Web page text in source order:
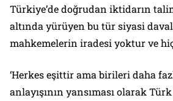
Türkiye’de doğrudan iktidarın
altında yürüyen bu tür siyasi
mahkemelerin iradesi yoktur ve
‘Herkes eşittir ama birileri daha
anlayışının yansıması olarak Türk